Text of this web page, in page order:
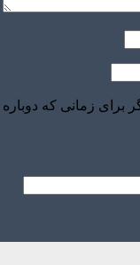
برای زمانی که